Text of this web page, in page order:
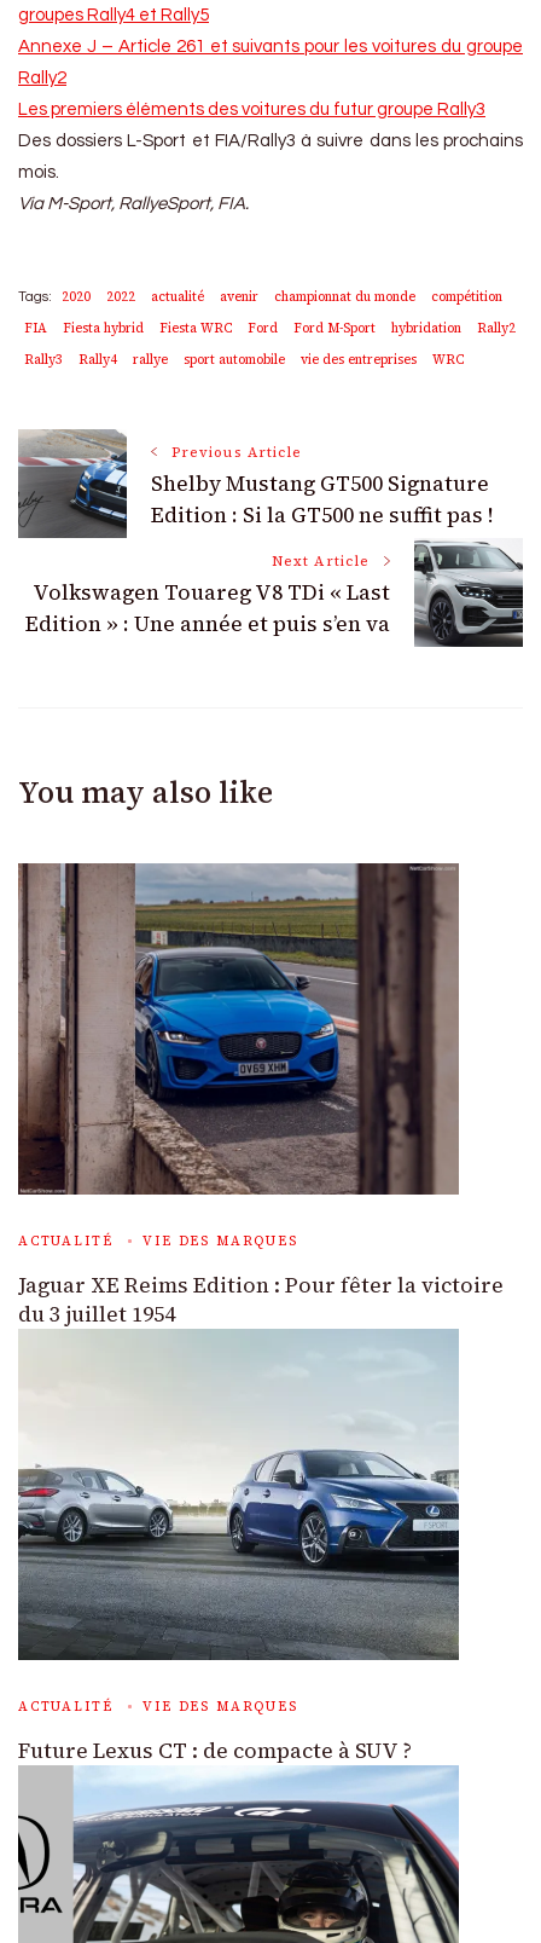
groupes Rally4 et Rally5
Annexe J – Article 261 et suivants pour les voitures du groupe
Rally2
Les premiers éléments des voitures du futur groupe Rally3
Des dossiers L-Sport et FIA/Rally3 à suivre dans les prochains
mois.
Via M-Sport, RallyeSport, FIA.
Tags: 2020 2022 actualité avenir championnat du monde
compétition
FIA
Fiesta hybrid Fiesta WRC Ford Ford M-Sport hybridation
Rally2
Rally3
Rally4 rallye sport automobile vie des entreprises WRC
Post
Navigation
Previous Article
Shelby Mustang GT500 Signature
Edition : Si la GT500 ne suffit pas !
Next Article
Volkswagen Touareg V8 TDi « Last
Edition » : Une année et puis s’en va
You may also like
ACTUALITÉ VIE DES MARQUES
Jaguar XE Reims Edition : Pour fêter la victoire
du 3 juillet 1954
ACTUALITÉ VIE DES MARQUES
Future Lexus CT : de compacte à SUV ?